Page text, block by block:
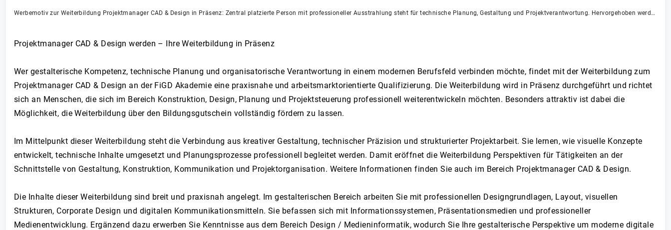
Werbemotiv zur Weiterbildung Projektmanager CAD & Design in Präsenz: Zentral platzierte Person mit professioneller Ausstrahlung steht für technische Planung, Gestaltung und Projektverantwortung. Hervorgehoben werden Starttermin sowie Inhalte wie professionelles Grafikdesign, Konstruktionen in CAD 2D / 3D und Business & Management.
Projektmanager CAD & Design werden – Ihre Weiterbildung in Präsenz
Wer gestalterische Kompetenz, technische Planung und organisatorische Verantwortung in einem modernen Berufsfeld verbinden möchte, findet mit der Weiterbildung zum
Projektmanager CAD & Design an der FiGD Akademie eine praxisnahe und arbeitsmarktorientierte Qualifizierung. Die Weiterbildung wird in Präsenz durchgeführt und richtet
sich an Menschen, die sich im Bereich Konstruktion, Design, Planung und Projektsteuerung professionell weiterentwickeln möchten. Besonders attraktiv ist dabei die
Möglichkeit, die Weiterbildung über den Bildungsgutschein vollständig fördern zu lassen.
Im Mittelpunkt dieser Weiterbildung steht die Verbindung aus kreativer Gestaltung, technischer Präzision und strukturierter Projektarbeit. Sie lernen, wie visuelle Konzepte
entwickelt, technische Inhalte umgesetzt und Planungsprozesse professionell begleitet werden. Damit eröffnet die Weiterbildung Perspektiven für Tätigkeiten an der
Schnittstelle von Gestaltung, Konstruktion, Kommunikation und Projektorganisation. Weitere Informationen finden Sie auch im Bereich Projektmanager CAD & Design.
Die Inhalte dieser Weiterbildung sind breit und praxisnah angelegt. Im gestalterischen Bereich arbeiten Sie mit professionellen Designgrundlagen, Layout, visuellen
Strukturen, Corporate Design und digitalen Kommunikationsmitteln. Sie befassen sich mit Informationssystemen, Präsentationsmedien und professioneller
Medienentwicklung. Ergänzend dazu erwerben Sie Kenntnisse aus dem Bereich Design / Medieninformatik, wodurch Sie Ihre gestalterische Perspektive um moderne digitale